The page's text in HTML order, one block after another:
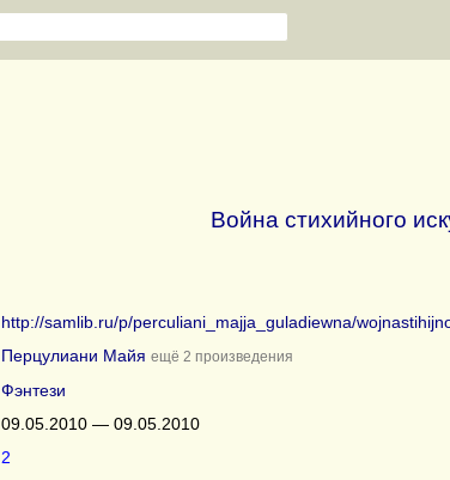
Война стихийного
http://samlib.ru/p/perculiani_majja_guladiewna/
Перцулиани Майя ещё 2 произведения
Фэнтези
09.05.2010 — 09.05.2010
2